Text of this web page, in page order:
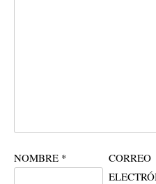
NOMBRE *
CORREO